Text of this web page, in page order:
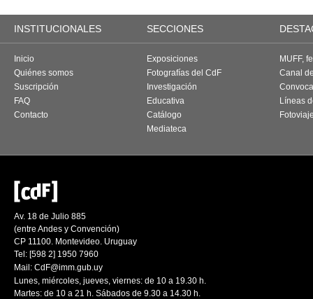
INSTITUCIONALES SECCIONES
Inicio
Quiénes somos
Suscripción
FAQ
Contacto
Exposiciones
Fotografías del CdF
Investigación
Educativa
Catálogo
Mediateca
MUFF,
Canal
Líneas
Av. 18 de Julio 885
(entre Andes y Convención)
CP 11100. Montevideo. Uruguay
Tel: [598 2] 1950 7960
Mail: CdF@imm.gub.uy
Lunes, miércoles, jueves, viernes: de 10 a 19.30 h.
Martes: de 10 a 21 h. Sábados de 9.30 a 14.30 h.